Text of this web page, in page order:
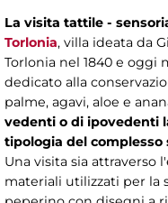
La visita tattile -
Torlonia, villa ideata da
Torlonia nel 1840 e oggi
dedicato alla
palme, agavi, aloe e
vedenti o di ipovedenti
tipologia del complesso
Una visita sia
materiali utilizzati per la